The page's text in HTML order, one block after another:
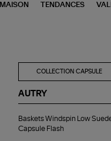
MAISON TENDANCES
COLLECTION CAPSULE
AUTRY
Windspin
Low
Baskets Windspin Low
Capsule Flash